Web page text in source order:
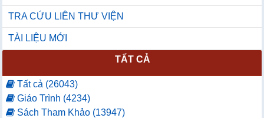
TRA CỨU LIÊN THƯ VIỆN
TÀI LIỆU MỚI
TẤT CẢ
Tất cả (26043)
Giáo Trình (4234)
Sách Tham Khảo (13947)